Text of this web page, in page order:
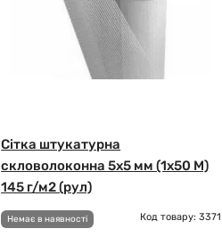
Сітка штукатурна
скловолоконна 5x5 мм (1x50 М)
145 г/м2 (рул)
Немає в наявності Код товару: 3371